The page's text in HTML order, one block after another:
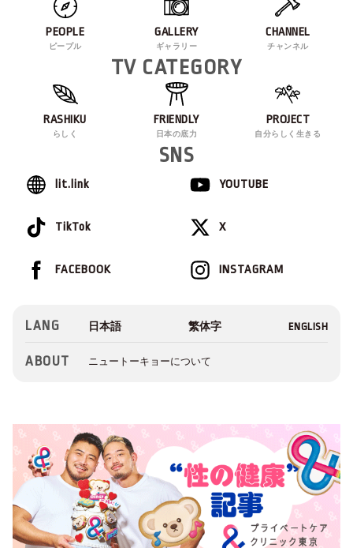
PEOPLE
ピープル
GALLERY
ギャラリー
CHANNEL
チャンネル
TV CATEGORY
RASHIKU
らしく
FRIENDLY
日本の底力
PROJECT
自分らしく生きる
SNS
lit.link YOUTUBE
TikTok X
INSTAGRAM
FACEBOOK
LANG
ABOUT ニュートーキョーについて